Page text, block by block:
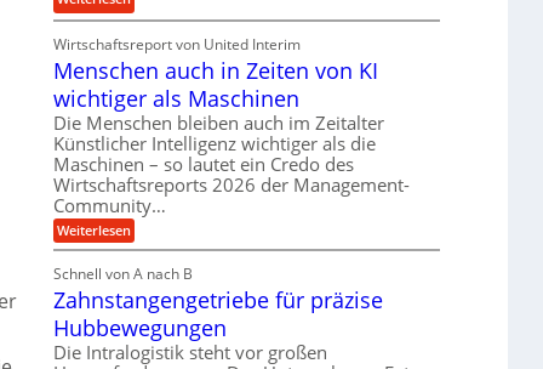
H
y
d
r
a
u
l
i
k
i
m
V
e
r
g
n
a
n
g
l
e
b
i
g
e
u
g
e
K
r
o
e
s
s
t
e
i
g
e
r
t
Wirtschaftsreport von United Interim
Menschen auch in Zeiten von KI
wichtiger als Maschinen
Die Menschen bleiben auch im Zeitalter
Künstlicher Intelligenz wichtiger als die
Maschinen – so lautet ein Credo des
Wirtschaftsreports 2026 der Management-
Community…
Weiterlesen:
M
n
s
c
h
e
n
Schnell von A nach B
Zahnstangengetriebe für präzise
Hubbewegungen
Die Intralogistik steht vor großen